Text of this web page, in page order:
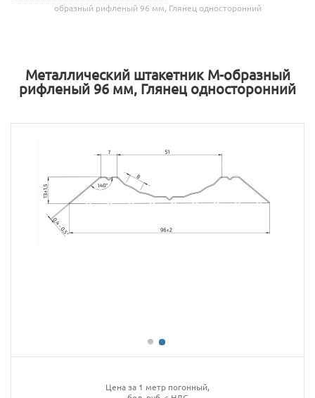
образный рифленый 96 мм, Глянец односторонний
Металлический штакетник М-образный
рифленый 96 мм, Глянец односторонний
Цена за 1 метр погонный,